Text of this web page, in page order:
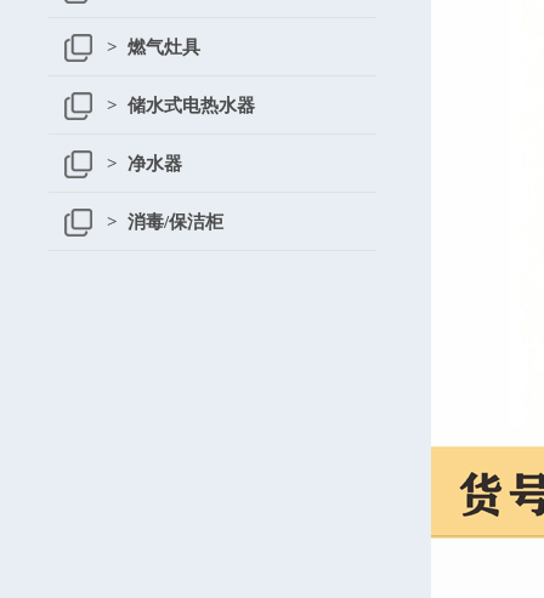
> 燃气灶具
> 储水式电热水器
> 净水器
> 消毒/保洁柜